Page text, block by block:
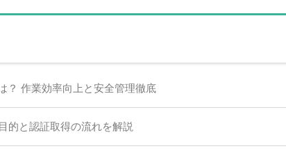
？ 作業効率向上と安全管理徹底
的と認証取得の流れを解説